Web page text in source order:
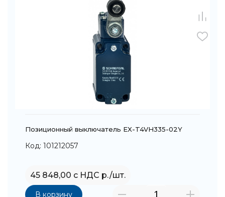
Позиционный выключатель EX-T4VH335-02Y
Код: 101212057
45 848,00 с НДС р./шт.
В корзину